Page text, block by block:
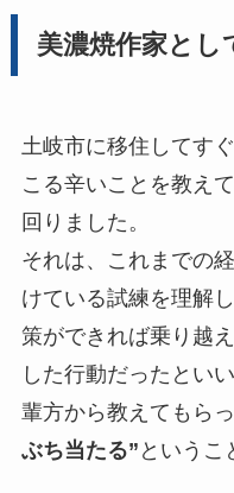
美濃焼作家とし
土岐市に移住してす
こる辛いことを教え
回りました。
それは、これまでの
けている試練を理解
策ができれば乗り越
した行動だったとい
輩方から教えてもら
ぶち当たる” というこ